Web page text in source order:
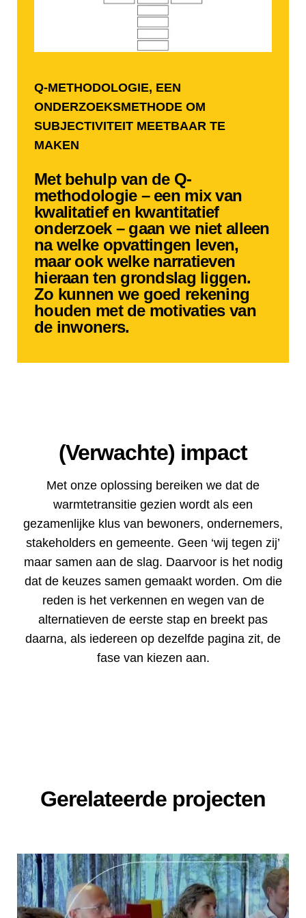
Q-METHODOLOGIE, EEN
ONDERZOEKSMETHODE OM
SUBJECTIVITEIT MEETBAAR TE
MAKEN
Met behulp van de Q-
methodologie – een mixvan
kwalitatief en kwantitatief
onderzoek – gaan we niet alleen
na welke opvattingen leven,
maar ook welke narratieven
hieraan ten grondslag liggen.
Zo kunnen we goed rekening
houden met de motivaties van
de inwoners.
(Verwachte) impact
Met onze oplossing bereiken we dat de
warmtetransitie gezien wordt als een
gezamenlijke klus van bewoners, ondernemers,
stakeholders en gemeente. Geen ‘wij tegen zij’
maar samen aan de slag. Daarvoor is het nodig
dat de keuzes samen gemaakt worden. Om die
reden is het verkennen en wegen van de
alternatieven de eerste stap en breekt pas
daarna, als iedereen op dezelfde pagina zit, de
fase van kiezen aan.
Gerelateerde projecten